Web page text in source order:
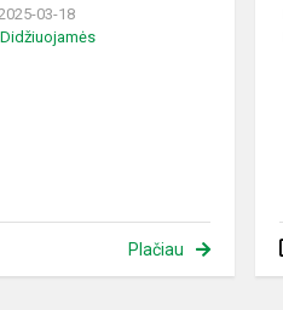
03-18
Didžiuojamės
Plačiau